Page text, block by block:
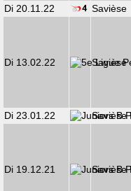
Di 20.11.22
Savièse
Di 13.02.22 Savièse
Di 23.01.22 Savièse
Di 19.12.21 Savièse